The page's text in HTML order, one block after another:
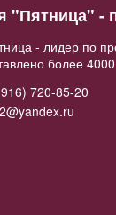
"Пятница" -
- лидер по
более
720-85-20